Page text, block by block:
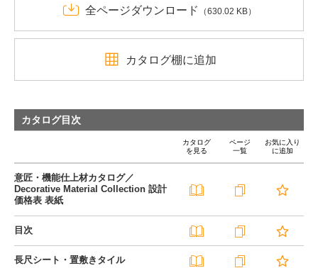
全ページダウンロード （630.02 KB）
カタログ棚に追加
カタログ目次
カタログ
を見る
ページ
一覧
お気に入り
に追加
意匠・機能仕上材カタログ／
Decorative Material Collection 設計
価格表 表紙
目次
長尺シート・置敷きタイル